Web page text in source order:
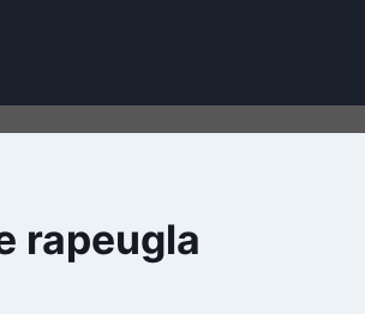
rapeugla